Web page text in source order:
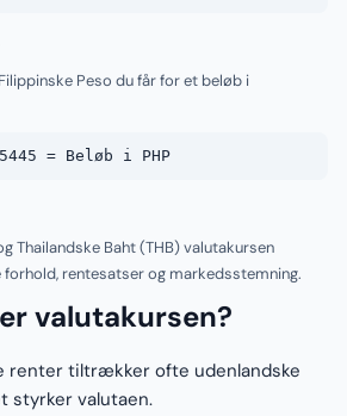
Peso du får for et beløb i
= Beløb i PHP
Thailandske Baht (THB) valutakursen
rentesatser og markedsstemning.
valutakursen?
renter tiltrækker ofte udenlandske
styrker valutaen.